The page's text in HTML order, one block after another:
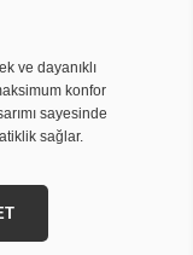
ve dayanıklı
konfor
sayesinde
sağlar.